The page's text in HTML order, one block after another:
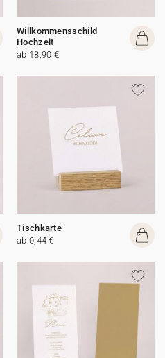
Willkommensschild
Hochzeit
ab 18,90 €
Tischkarte
ab 0,44 €